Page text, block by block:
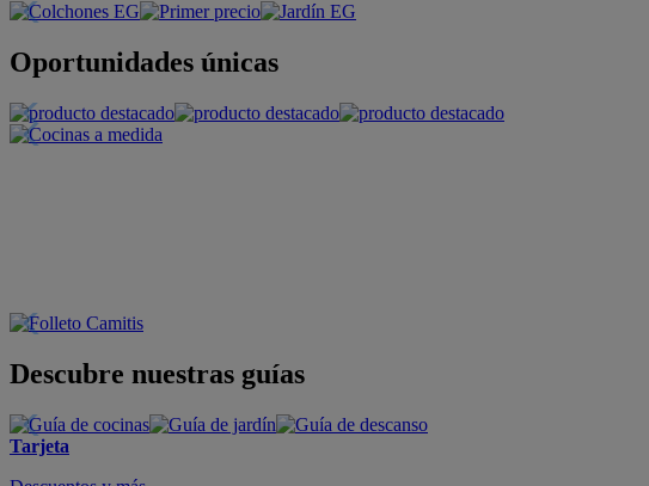
Oportunidades únicas
Descubre nuestras guías
Tarjeta